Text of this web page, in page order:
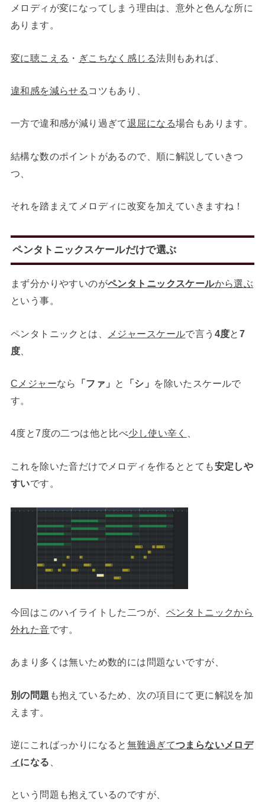
メロディが変になってしまう理由は、意外と色んな所に
あります。
変に聴こえる ・ ぎこちなく感じる法則もあれば、
違和感を減らせる コツもあり、
一方で違和感が減り過ぎて退屈になる場合もあります。
結構な数のポイントがあるので、順に解説していきつ
つ、
それを踏まえてメロディに改変を加えていきますね！
ペンタトニックスケールだけで選ぶ
まず分かりやすいのがペンタトニックスケールから選ぶ
という事。
ペンタトニックとは、 メジャースケールで言う 4度と 7
度
Cメジャーなら 「ファ」 と 「シ」
を除いたスケールで
す。
4度と7度の二つは他と比べ少し使い辛く
これを除いた音だけでメロディを作るととても安定しや
すいです。
今回はこのハイライトした二つが、 ペンタトニックから
外れた音です。
あまり多くは無いため数的には問題ないですが、
別の問題 も抱えているため、次の項目にて更に解説を加
えます。
逆にこればっかりになると 無難過ぎてつまらないメロデ
ィになる
という問題も抱えているのですが、